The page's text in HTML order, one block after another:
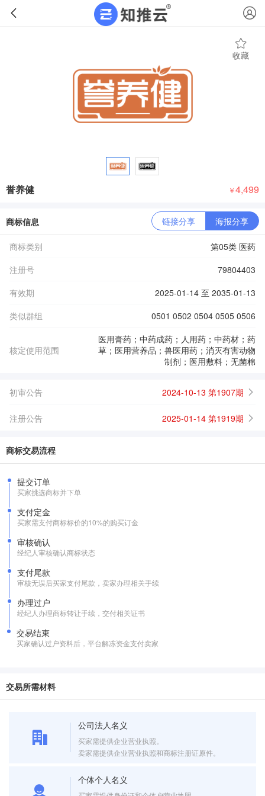
收藏
誉养健 ￥4,499
商标信息 链接分享 海报分享
商标类别
第05类 医药
注册号
79804403
有效期
2025-01-14 至 2035-01-13
类似群组
0501 0502 0504 0505 0506
核定使用范围
医用膏药；中药成药；人用药；中药材；药
草；医用营养品；兽医用药；消灭有害动物
制剂；医用敷料；无菌棉
初审公告 2024-10-13 第1907期
注册公告 2025-01-14 第1919期
商标交易流程
提交订单
买家挑选商标并下单
支付定金
买家需支付商标标价的10%的购买订金
审核确认
经纪人审核确认商标状态
支付尾款
审核无误后买家支付尾款，卖家办理相关手续
办理过户
经纪人办理商标转让手续，交付相关证书
交易结束
买家确认过户资料后，平台解冻资金支付卖家
交易所需材料
公司法人名义
买家需提供企业营业执照。
卖家需提供企业营业执照和商标注册证原件。
个体个人名义